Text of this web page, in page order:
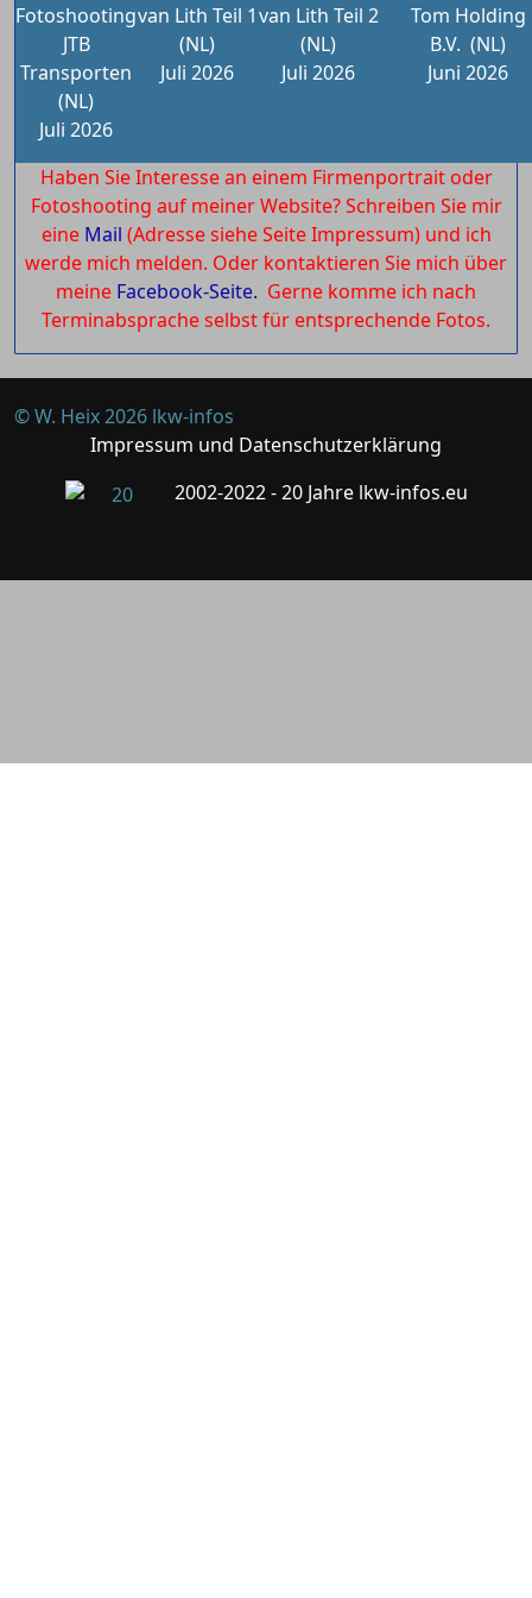
Fotoshooting
JTB
Transporten
(NL)
Juli 2026
van Lith Teil 1
(NL)
Juli 2026
van Lith Teil 2
(NL)
Juli 2026
Tom Holding
B.V. (NL)
Juni 2026
Haben Sie Interesse an einem Firmenportrait oder
Fotoshooting auf meiner Website? Schreiben Sie mir
eine Mail (Adresse siehe Seite Impressum) und ich
werde mich melden. Oder kontaktieren Sie mich über
meine Facebook-Seite. Gerne komme ich nach
Terminabsprache selbst für entsprechende Fotos.
© W. Heix 2026 lkw-infos
Impressum und Datenschutzerklärung
2002-2022 - 20 Jahre lkw-infos.eu